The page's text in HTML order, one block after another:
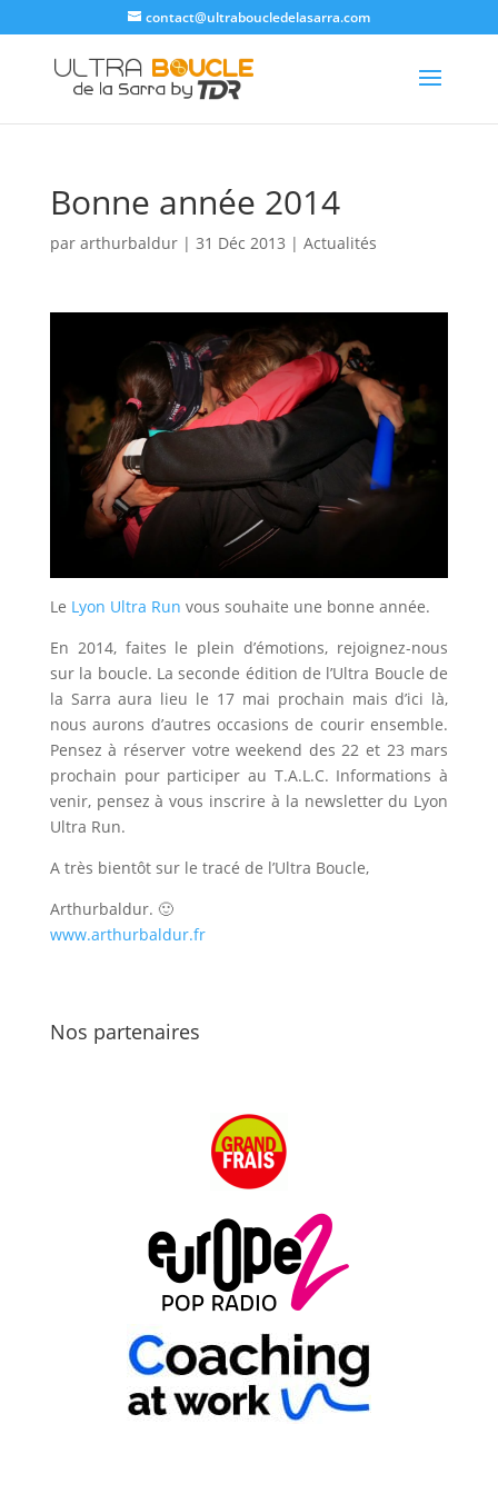
contact@ultraboucledelasarra.com
Bonne année 2014
par arthurbaldur| 31 Déc 2013 | Actualités
Le Lyon Ultra Run vous souhaite une bonne année.
En 2014, faites le plein d’émotions, rejoignez-nous
sur la boucle. La seconde édition de l’Ultra Boucle de
la Sarra aura lieu le 17 mai prochain mais d’ici là,
nous aurons d’autres occasions de courir ensemble.
Pensez à réserver votre weekend des 22 et 23 mars
prochain pour participer au T.A.L.C. Informations à
venir, pensez à vous inscrire à la newsletter du Lyon
Ultra Run.
A très bientôt sur le tracé de l’Ultra Boucle,
Arthurbaldur. 🙂
www.arthurbaldur.fr
Nos partenaires